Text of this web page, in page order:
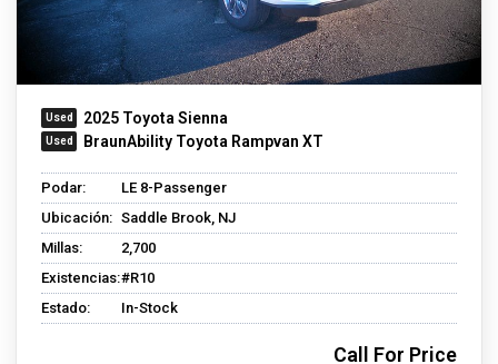
2025 Toyota Sienna
BraunAbility Toyota Rampvan XT
Podar:
LE 8-Passenger
Ubicación: Saddle Brook, NJ
Millas:
2,700
Existencias:#R10
Estado:
In-Stock
Call For Price